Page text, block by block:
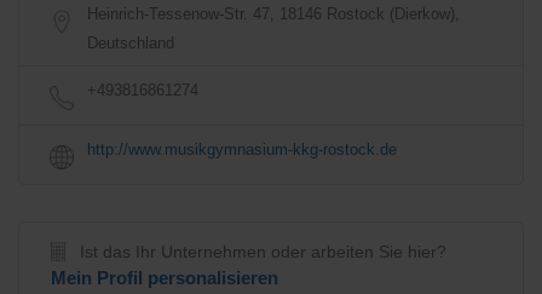
Heinrich-Tessenow-Str. 47, 18146 Rostock (Dierkow),
Deutschland
+493816861274
http://www.musikgymnasium-kkg-rostock.de
Ist das Ihr Unternehmen oder arbeiten Sie hier?
Mein Profil personalisieren